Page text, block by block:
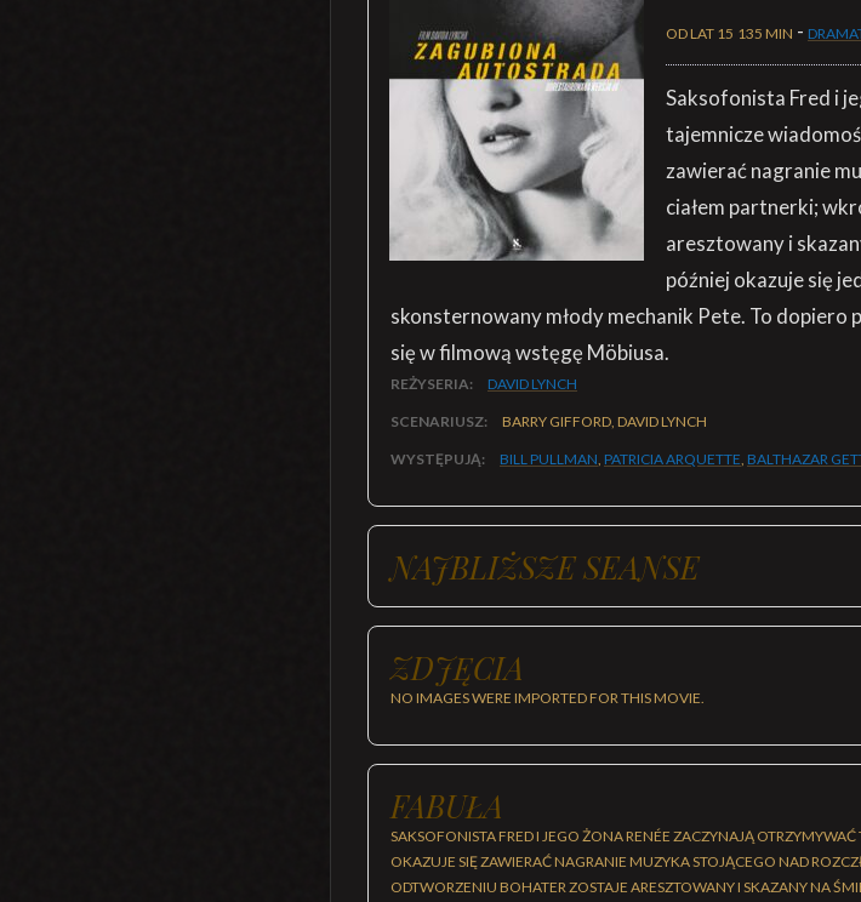
OD LAT 15 135 MIN -
Saksofonista Fred i
tajemnicze
zawierać nagranie
ciałem partnerki;
aresztowany i
później okazuje się
skonsternowany młody mechanik Pete. To
się w filmową wstęgę Möbiusa.
REŻYSERIA: DAVID LYNCH
SCENARIUSZ: BARRY GIFFORD, DAVID LYNCH
WYSTĘPUJĄ: BILL PULLMAN, PATRICIA ARQUETTE, BALTHAZAR
NAJBLIŻSZE SEANSE
ZDJĘCIA
NO IMAGES WERE IMPORTED FOR THIS MOVIE.
FABUŁA
SAKSOFONISTA FRED I JEGO ŻONA RENÉE ZACZYNAJĄ
OKAZUJE SIĘ ZAWIERAĆ NAGRANIE MUZYKA STOJĄCEGO NAD
ODTWORZENIU BOHATER ZOSTAJE ARESZTOWANY I SKAZANY NA